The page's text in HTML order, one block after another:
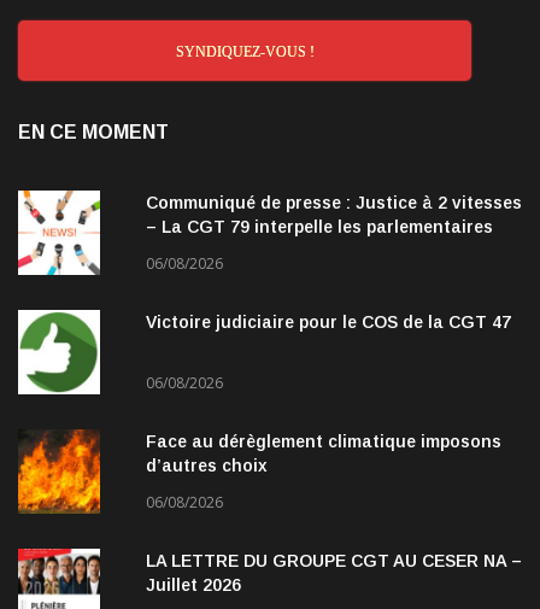
SYNDIQUEZ-VOUS !
EN CE MOMENT
Communiqué de presse : Justice à 2 vitesses
– La CGT 79 interpelle les parlementaires
06/08/2026
Victoire judiciaire pour le COS de la CGT 47
06/08/2026
Face au dérèglement climatique imposons
d’autres choix
06/08/2026
LA LETTRE DU GROUPE CGT AU CESER NA –
Juillet 2026